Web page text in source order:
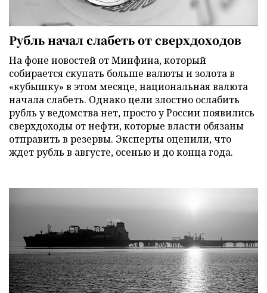
Рубль начал слабеть от сверхдоходов
На фоне новостей от Минфина, который
собирается скупать больше валюты и золота в
«кубышку» в этом месяце, национальная валюта
начала слабеть. Однако цели злостно ослабить
рубль у ведомства нет, просто у России появились
сверхдоходы от нефти, которые власти обязаны
отправить в резервы. Эксперты оценили, что
ждет рубль в августе, осенью и до конца года.